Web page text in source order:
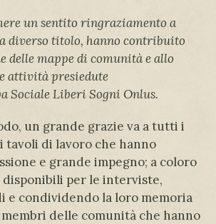
un sentito ringraziamento a
diverso titolo, hanno contribuito
delle mappe di comunità e allo
attività presiedute
Sociale Liberi Sogni Onlus.
un grande grazie va a tutti i
tavoli di lavoro che hanno
e grande impegno; a coloro
disponibili per le interviste,
e condividendo la loro memoria
delle comunità che hanno